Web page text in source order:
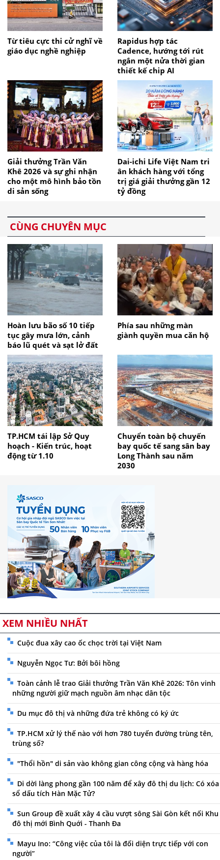
Từ tiêu cực thi cử nghĩ về
giáo dục nghề nghiệp
Rapidus hợp tác
Cadence, hướng tới rút
ngắn một nửa thời gian
thiết kế chip AI
Giải thưởng Trần Văn
Khê 2026 và sự ghi nhận
cho một mô hình bảo tồn
di sản sống
Dai-ichi Life Việt Nam tri
ân khách hàng với tổng
trị giá giải thưởng gần 12
tỷ đồng
CÙNG CHUYÊN MỤC
Hoàn lưu bão số 10 tiếp
tục gây mưa lớn, cảnh
báo lũ quét và sạt lở đất
Phía sau những màn
giành quyền mua căn hộ
TP.HCM tái lập Sở Quy
hoạch - Kiến trúc, hoạt
động từ 1.10
Chuyển toàn bộ chuyến
bay quốc tế sang sân bay
Long Thành sau năm
2030
XEM NHIỀU NHẤT
Cuộc đua xây cao ốc chọc trời tại Việt Nam
Nguyễn Ngọc Tư: Bởi bôi hồng
Toàn cảnh lễ trao Giải thưởng Trần Văn Khê 2026: Tôn vinh
những người giữ mạch nguồn âm nhạc dân tộc
Du mục đô thị và những đứa trẻ không có ký ức
TP.HCM xử lý thế nào với hơn 780 tuyến đường trùng tên,
trùng số?
"Thổi hồn" di sản vào không gian công cộng và hàng hóa
Di dời làng phong gần 100 năm để xây đô thị du lịch: Có xóa
sổ dấu tích Hàn Mặc Tử?
Sun Group đề xuất xây 4 cầu vượt sông Sài Gòn kết nối Khu
đô thị mới Bình Quới - Thanh Đa
Mayu Ino: “Công việc của tôi là đối diện trực tiếp với con
người”